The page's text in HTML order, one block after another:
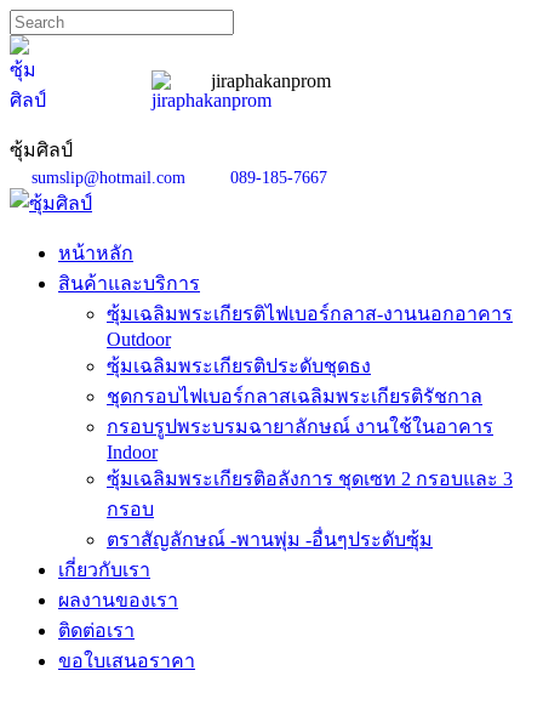
ซุ้มศิลป์
jiraphakanprom
sumslip@hotmail.com 089-185-7667
หน้าหลัก
สินค้าและบริการ
ซุ้มเฉลิมพระเกียรติไฟเบอร์กลาส-งานนอกอาคาร
Outdoor
ซุ้มเฉลิมพระเกียรติประดับชุดธง
ชุดกรอบไฟเบอร์กลาสเฉลิมพระเกียรติรัชกาล
กรอบรูปพระบรมฉายาลักษณ์ งานใช้ในอาคาร
Indoor
ซุ้มเฉลิมพระเกียรติอลังการ ชุดเซท 2 กรอบและ 3
กรอบ
ตราสัญลักษณ์ -พานพุ่ม -อื่นๆประดับซุ้ม
เกี่ยวกับเรา
ผลงานของเรา
ติดต่อเรา
ขอใบเสนอราคา